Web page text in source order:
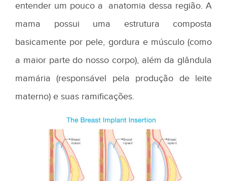
entender um pouco a anatomia dessa região. A
mama possui uma estrutura composta
basicamente por pele, gordura e músculo (como
a maior parte do nosso corpo), além da glândula
mamária (responsável pela produção de leite
materno) e suas ramificações.